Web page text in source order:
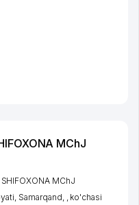
MChJ
MChJ
Samarqand
ko'chasi